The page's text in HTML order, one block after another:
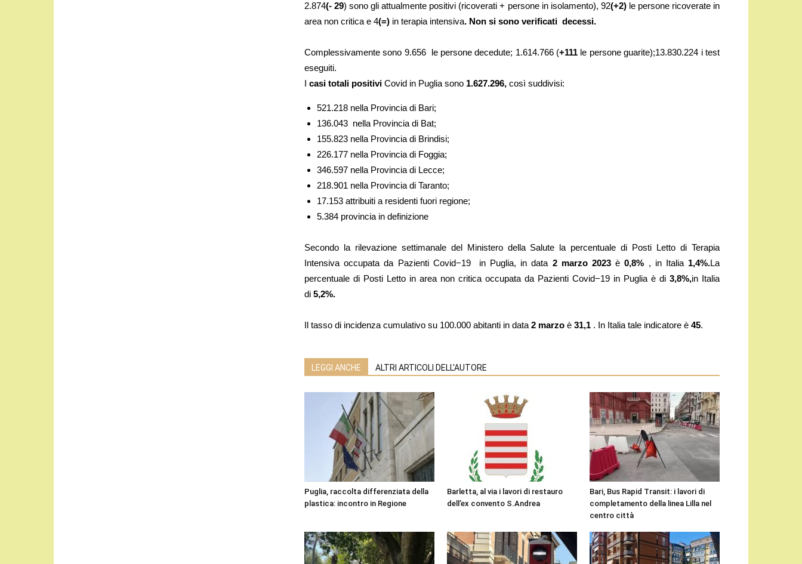
2.874(- 29)sono gli attualmente positivi (ricoverati + persone in isolamento), 92(+2)le persone ricoverate in
area non critica e 4(=) in terapia intensiva. Non si sono verificati decessi.
Complessivamente sono 9.656 le persone decedute; 1.614.766 (+111 le persone guarite);13.830.224 i test
eseguiti.
I casi totali positivi Covid in Puglia sono 1.627.296, così suddivisi:
521.218 nella Provincia di Bari;
136.043 nella Provincia di Bat;
155.823 nella Provincia di Brindisi;
226.177 nella Provincia di Foggia;
346.597 nella Provincia di Lecce;
218.901 nella Provincia di Taranto;
17.153 attribuiti a residenti fuori regione;
5.384 provincia in definizione
Secondo la rilevazione settimanale del Ministero della Salute la percentuale di Posti Letto di Terapia
Intensiva occupata da Pazienti Covid−19 in Puglia, in data 2 marzo 2023 è0,8% , in Italia 1,4%.La
percentuale di Posti Letto in area non critica occupata da Pazienti Covid−19 in Puglia è di 3,8%,in Italia
di 5,2%.
Il tasso di incidenza cumulativo su 100.000 abitanti in data 2 marzo è 31,1 . In Italia tale indicatore è 45.
LEGGI ANCHE ALTRI ARTICOLI DELL'AUTORE
Puglia, raccolta differenziata della
plastica: incontro in Regione
Barletta, al via i lavori di restauro
dell’ex convento S.Andrea
Bari, Bus Rapid Transit: i lavori di
completamento della linea Lilla nel
centro città